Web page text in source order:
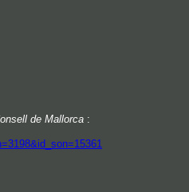
de Mallorca :